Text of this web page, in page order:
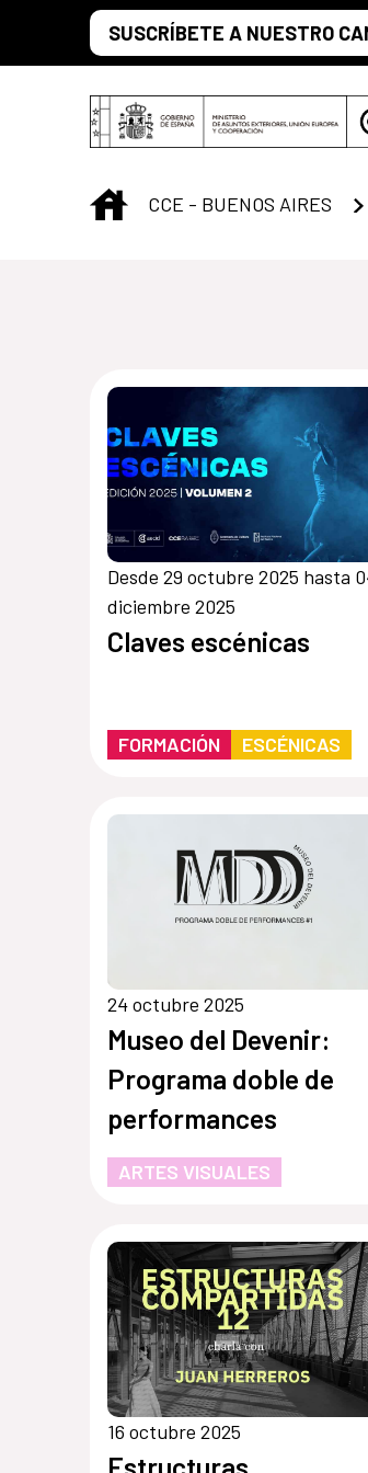
Saltar al contenido principal
SUSCRÍBETE A NUESTRO
INICIO
CCE - BUENOS AIRES
Desde 29 octubre 2025 hasta
diciembre 2025
Claves escénicas
FORMACIÓN ESCÉNICAS
24 octubre 2025
Museo del Devenir:
Programa doble de
performances
ARTES VISUALES
16 octubre 2025
Estructuras